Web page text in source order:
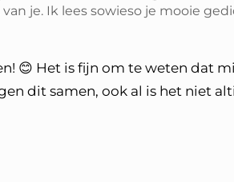
je. Ik lees sowieso je mooie
😊 Het is fijn om te weten dat
dit samen, ook al is het niet